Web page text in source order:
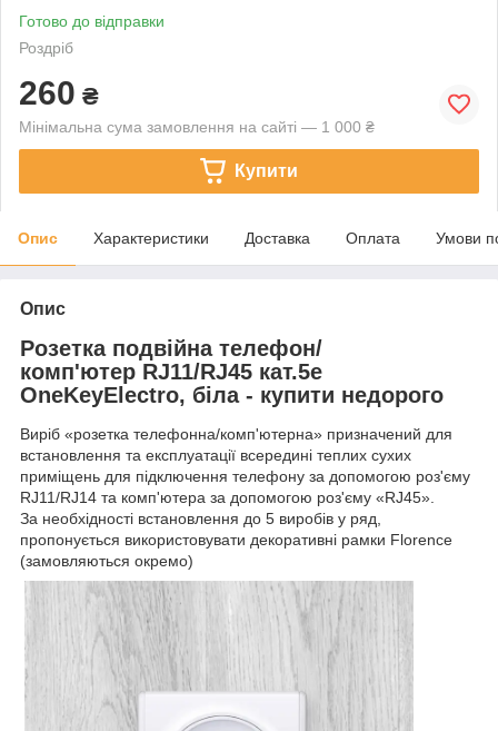
Готово до відправки
Роздріб
260 ₴
Мінімальна сума замовлення на сайті — 1 000 ₴
Купити
Опис Характеристики Доставка Оплата Умови
Опис
Розетка подвійна телефон/
комп'ютер RJ11/RJ45 кат.5e
OneKeyElectro, біла - купити недорого
Виріб «розетка телефонна/комп'ютерна» призначений для
встановлення та експлуатації всередині теплих сухих
приміщень для підключення телефону за допомогою роз'єму
RJ11/RJ14 та комп'ютера за допомогою роз'єму «RJ45».
За необхідності встановлення до 5 виробів у ряд,
пропонується використовувати декоративні рамки Florence
(замовляються окремо)